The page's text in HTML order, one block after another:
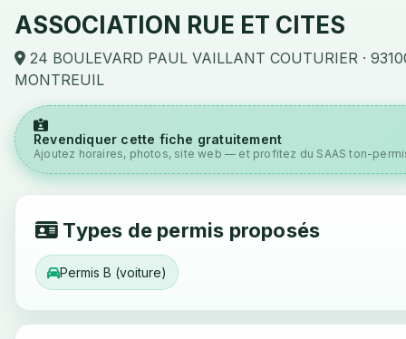
ASSOCIATION RUE ET CITES
24 BOULEVARD PAUL VAILLANT COUTURIER ·
MONTREUIL
Revendiquer cette fiche gratuitement
Ajoutez horaires, photos, site web — et profitez du SAAS ton-
Types de permis proposés
Permis B (voiture)